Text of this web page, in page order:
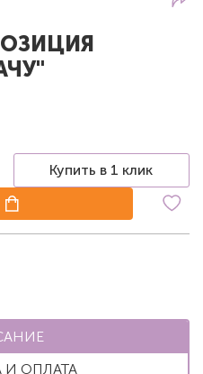
Купить в 1 клик
И ОПЛАТА